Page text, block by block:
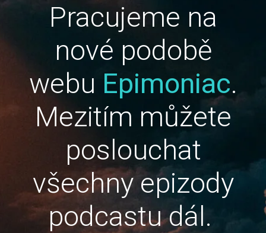
Pracujeme na
nové podobě
webu Epimoniac.
Mezitím můžete
poslouchat
všechny epizody
podcastu dál.